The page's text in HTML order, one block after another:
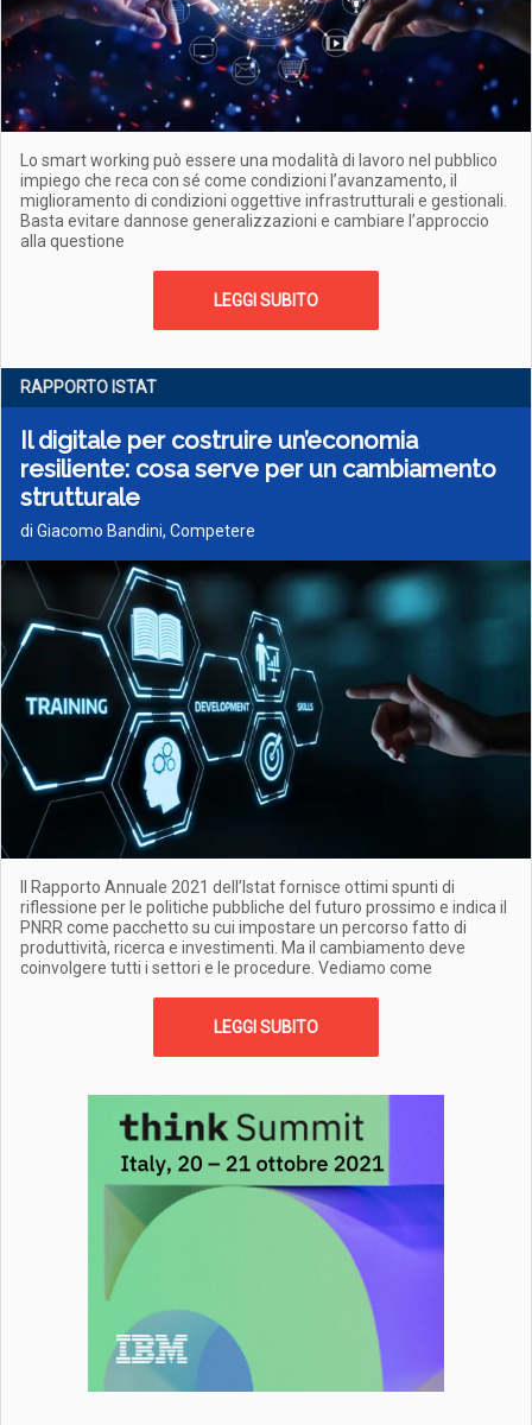
Lo smart working può essere una modalità di lavoro nel pubblico
impiego che reca con sé come condizioni l’avanzamento, il
miglioramento di condizioni oggettive infrastrutturali e gestionali.
Basta evitare dannose generalizzazioni e cambiare l’approccio
alla questione
LEGGI SUBITO
RAPPORTO ISTAT
Il digitale per costruire un’economia
resiliente: cosa serve per un cambiamento
strutturale
di Giacomo Bandini, Competere
Il Rapporto Annuale 2021 dell’Istat fornisce ottimi spunti di
riflessione per le politiche pubbliche del futuro prossimo e indica il
PNRR come pacchetto su cui impostare un percorso fatto di
produttività, ricerca e investimenti. Ma il cambiamento deve
coinvolgere tutti i settori e le procedure. Vediamo come
LEGGI SUBITO